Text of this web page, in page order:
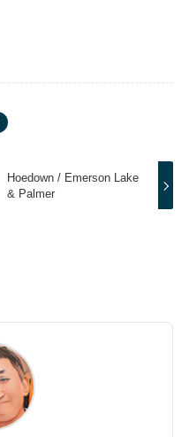
Hoedown / Emerson Lake
& Palmer